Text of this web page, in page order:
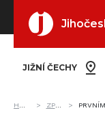
JIŽNÍ ČECHY
HOME ZPRÁVY PRVNÍM